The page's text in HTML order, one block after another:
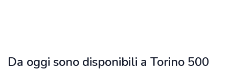
Da oggi sono disponibili a Torino 500